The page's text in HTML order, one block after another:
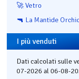
🚀 Vetro
🔫 La Mantide
I più venduti
Dati calcolati sulle
07-2026 al 06-08-